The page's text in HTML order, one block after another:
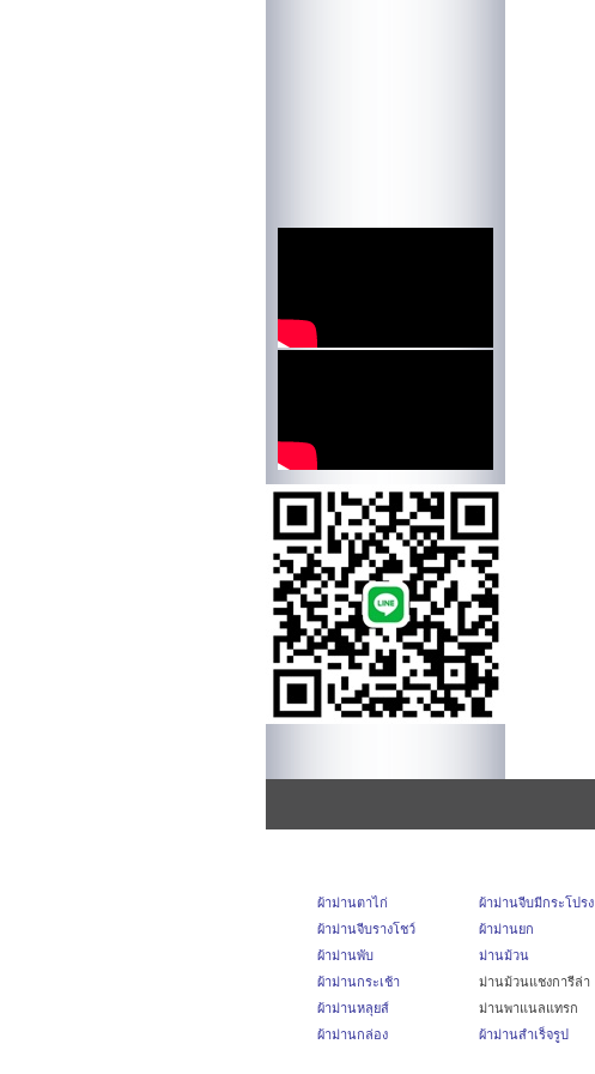
ผ้าม่านตาไก่ ผ้าม่านจีบมีกระโปรง
ผ้าม่านจีบรางโชว์
ผ้าม่านยก
ผ้าม่านพับ
ม่านม้วน
ผ้าม่านกระเช้า
ม่านม้วนแชงการีล่า
ผ้าม่านหลุยส์
ม่านพาแนลแทรก
ผ้าม่านกล่อง
ผ้าม่านสำเร็จรูป